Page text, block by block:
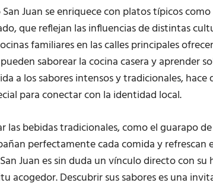
Juan se enriquece con platos típicos
que reflejan las influencias de distintas
familiares en las calles principales
saborear la cocina casera y aprender
a los sabores intensos y tradicionales, hace
para conectar con la identidad local.
las bebidas tradicionales, como el guarapo
perfectamente cada comida y refrescan
Juan es sin duda un vínculo directo con
acogedor. Descubrir sus sabores es una